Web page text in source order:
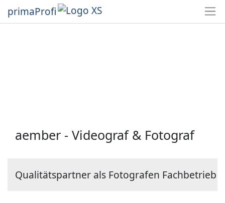
primaProfi
aember - Videograf & Fotograf
Qualitätspartner als Fotografen Fachbetrieb